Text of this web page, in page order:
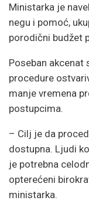
Ministarka je
negu i pomoć,
porodični budžet
Poseban
procedure
manje vremena
postupcima.
– Cilj je da
dostupna. Ljudi
je potrebna
opterećeni
ministarka.